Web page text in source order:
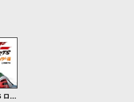
新仮面ライダーSPIRITS ロンリー仮面ライダー編